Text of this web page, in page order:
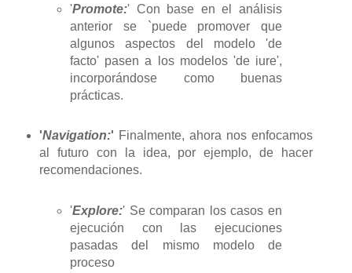
'Promote:' Con base en el análisis
anterior se `puede promover que
algunos aspectos del modelo 'de
facto' pasen a los modelos 'de iure',
incorporándose como buenas
prácticas.
'Navigation:' Finalmente, ahora nos enfocamos
al futuro con la idea, por ejemplo, de hacer
recomendaciones.
'Explore:' Se comparan los casos en
ejecución con las ejecuciones
pasadas del mismo modelo de
proceso